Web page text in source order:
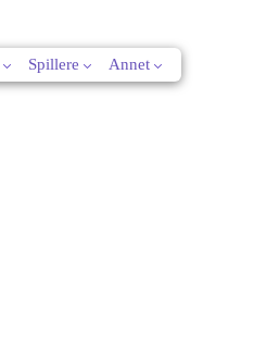
Spillere Annet